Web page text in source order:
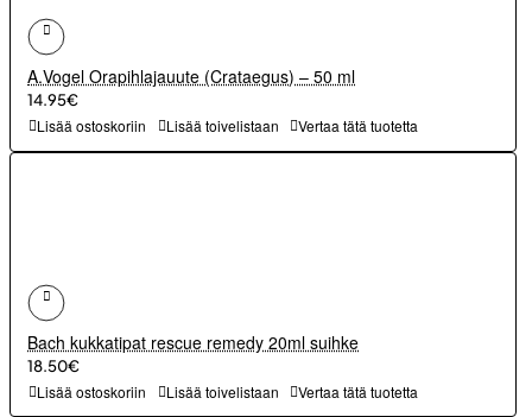
A.Vogel Orapihlajauute (Crataegus) – 50 ml
14.95€
Lisää ostoskoriin Lisää toivelistaan Vertaa tätä tuotetta
Bach kukkatipat rescue remedy 20ml suihke
18.50€
Lisää ostoskoriin Lisää toivelistaan Vertaa tätä tuotetta